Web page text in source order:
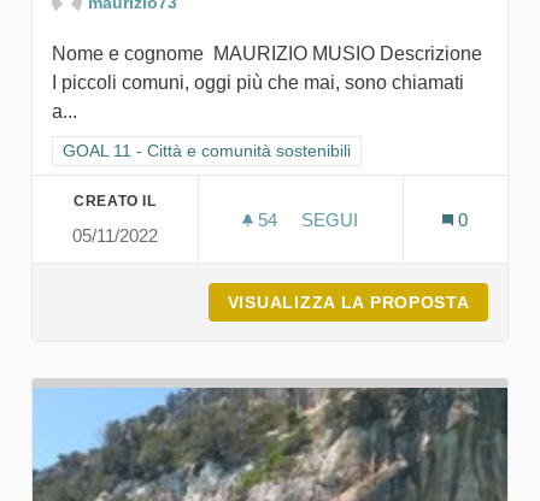
Nome e cognome MAURIZIO MUSIO Descrizione
I piccoli comuni, oggi più che mai, sono chiamati
a...
Filtra i risultati per categoria: GOAL 11 - Città e comunità
GOAL 11 - Città e comunità sostenibili
CREATO IL
05/11/2022
54 54 SOSTENITORI
SEGUI
0
VISUALIZZA LA PROPOSTA